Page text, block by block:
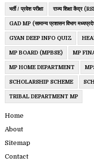
भर्ती / प्रवेश परीक्षा राज्य शिक्षा केंद्र
GAD MP (सामान्य प्रशासन विभाग
GYAN DEEP INFO QUIZ
MP BOARD (MPBSE) MP
MP HOME DEPARTMENT
SCHOLARSHIP SCHEME
TRIBAL DEPARTMENT MP
Home
About
Sitemap
Contact